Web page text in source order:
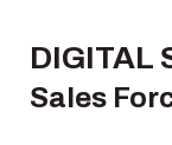
DIGITAL
Sales